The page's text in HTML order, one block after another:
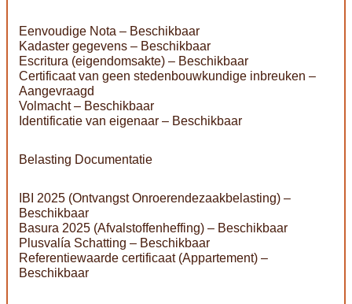
Eenvoudige Nota – Beschikbaar
Kadaster gegevens – Beschikbaar
Escritura (eigendomsakte) – Beschikbaar
Certificaat van geen stedenbouwkundige inbreuken –
Aangevraagd
Volmacht – Beschikbaar
Identificatie van eigenaar – Beschikbaar
Belasting Documentatie
IBI 2025 (Ontvangst Onroerendezaakbelasting) –
Beschikbaar
Basura 2025 (Afvalstoffenheffing) – Beschikbaar
Plusvalía Schatting – Beschikbaar
Referentiewaarde certificaat (Appartement) –
Beschikbaar